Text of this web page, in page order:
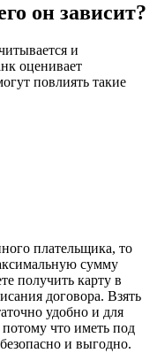
он зависит?
и
оценивает
повлиять такие
плательщика, то
сумму
получить карту в
договора. Взять
удобно и для
что иметь под
и выгодно.